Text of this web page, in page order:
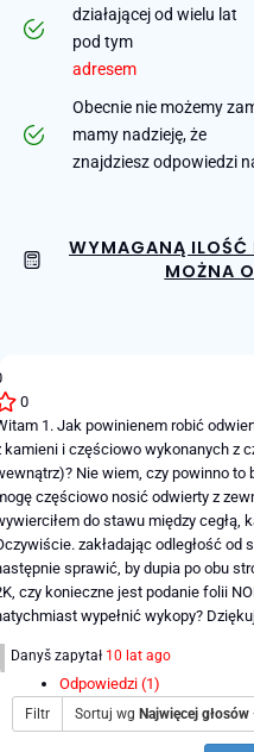
działającej od wielu lat
pod tym
adresem
Obecnie nie możemy
mamy nadzieję, że
znajdziesz odpowiedzi
WYMAGANĄ ILOŚĆ
MOŻNA
0
1. Jak powinienem robić
kamieni i częściowo wykonanych z
Nie wiem, czy powinno to
częściowo nosić odwierty z
do stawu między cegłą,
zakładając odległość od
sprawić, by dupia po obu
czy konieczne jest podanie folii
wypełnić wykopy?
Danyš zapytał 10 lat ago
Odpowiedzi (1)
Filtr Sortuj wg Najwięcej głosów